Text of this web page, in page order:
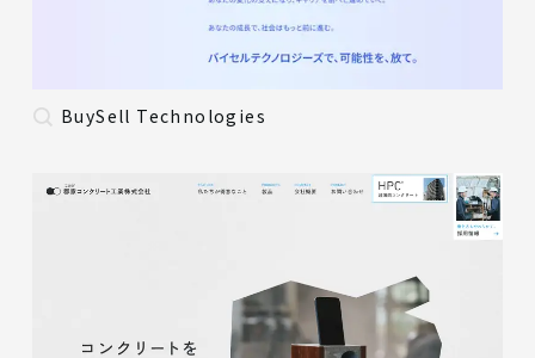
BuySell Technologies